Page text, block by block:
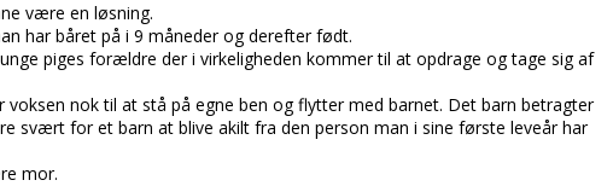
være en løsning.
har båret på i 9 måneder og derefter født.
piges forældre der i virkeligheden kommer til at opdrage og tage sig af
nok til at stå på egne ben og flytter med barnet. Det barn betragter
svært for et barn at blive akilt fra den person man i sine første leveår har
mor.